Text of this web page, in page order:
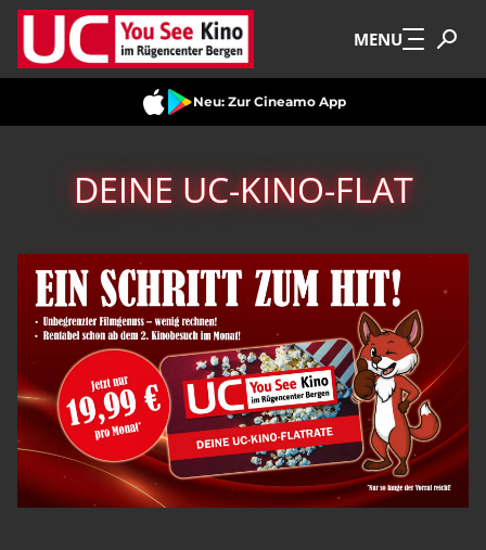
Zum Hauptinhalt springen MENU
Neu: Zur Cineamo App
DEINE UC-KINO-FLAT